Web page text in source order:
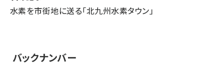
水素を市街地に送る「北九州水素タウン」
バックナンバー